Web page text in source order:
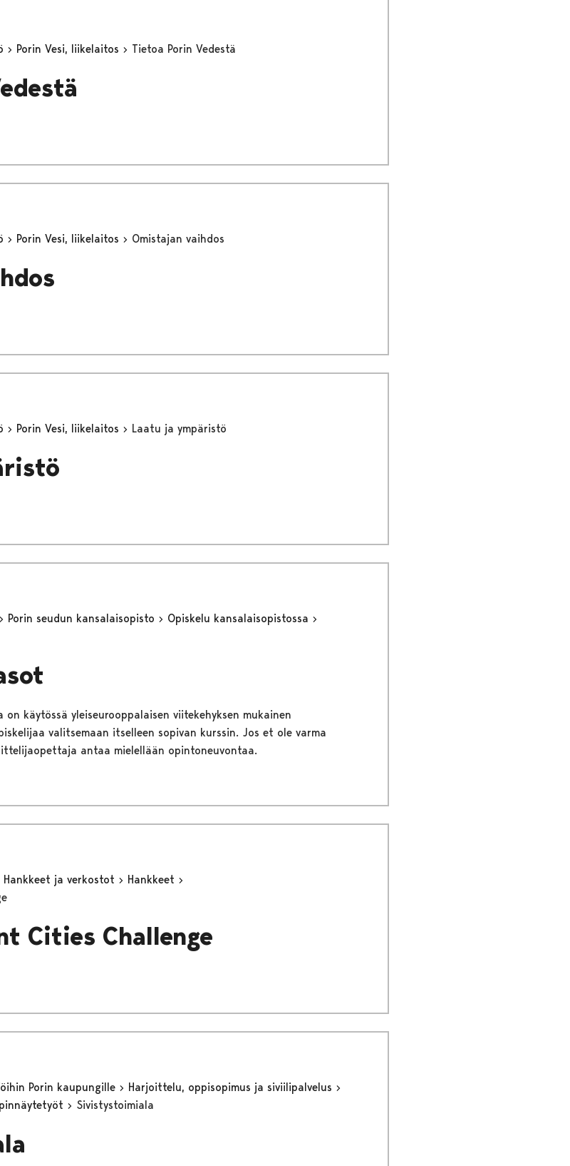
Porin Vesi, liikelaitos Tietoa Porin Vedestä
Porin Vesi, liikelaitos Omistajan vaihdos
Porin Vesi, liikelaitos Laatu ja ympäristö
Porin seudun kansalaisopisto
Opiskelu kansalaisopistossa
on käytössä yleiseurooppalaisen viitekehyksen mukainen
valitsemaan itselleen sopivan kurssin. Jos et ole varma
antaa mielellään opintoneuvontaa.
Hankkeet ja verkostot
Hankkeet
Cities Challenge
Porin kaupungille
Harjoittelu, oppisopimus ja siviilipalvelus
Sivistystoimiala